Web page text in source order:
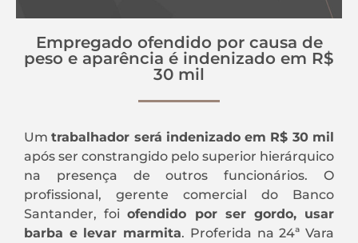
Empregado ofendido por causa de
peso e aparência é indenizado em R$
30 mil
Umtrabalhador será indenizado em R$ 30 mil
após ser constrangido pelo superior hierárquico
na presença de outros funcionários. O
profissional, gerente comercial do Banco
Santander, foiofendido por ser gordo, usar
barba e levar marmita. Proferida na 24ª Vara